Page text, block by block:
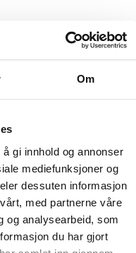
Om
gi innhold og annonser
mediefunksjoner og
dessuten informasjon
med partnerne våre
og analysearbeid, som
du har gjort
med autentiske og